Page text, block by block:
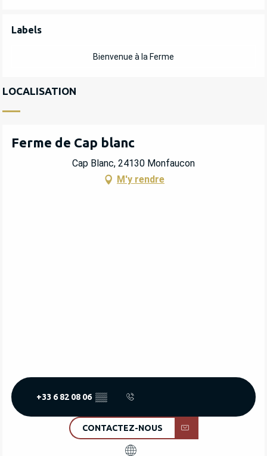
OFFRES DE PRESTATIONS
Labels
Labels
Bienvenue à la Ferme
LOCALISATION
Ferme de Cap blanc
Cap Blanc, 24130 Monfaucon
M'y rendre
+33 6 82 08 06 ▒▒
CONTACTEZ-NOUS